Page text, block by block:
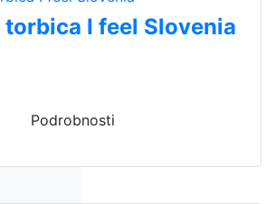
I feel Slovenia
Podrobnosti